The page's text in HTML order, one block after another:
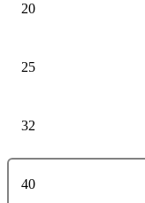
20
25
32
40